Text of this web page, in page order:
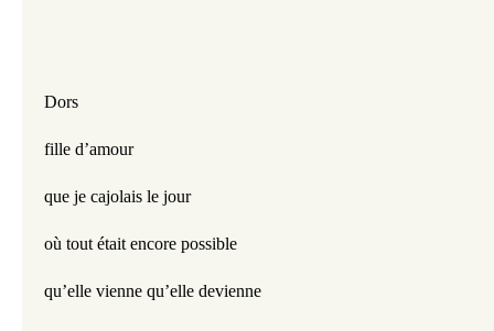
Dors
fille d’amour
que je cajolais le jour
où tout était encore possible
qu’elle vienne qu’elle devienne